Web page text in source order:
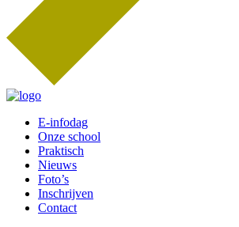
E-infodag
Onze school
Praktisch
Nieuws
Foto’s
Inschrijven
Contact